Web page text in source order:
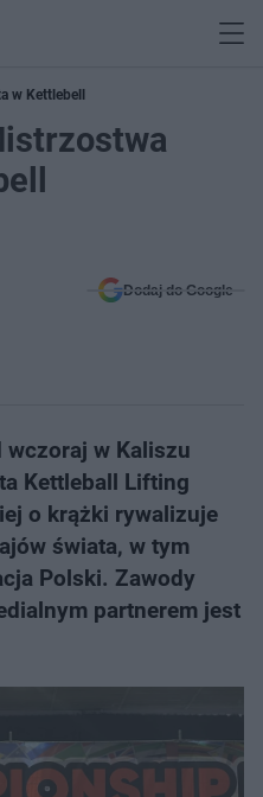
w Kettlebell
Dodaj do Google
wczoraj w Kaliszu
Kettleball Lifting
o krążki rywalizuje
świata, w tym
Polski. Zawody
partnerem jest